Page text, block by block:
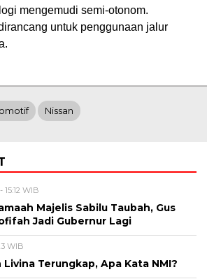
mengemudi semi-otonom.
untuk penggunaan jalur
Nissan
15:12 WIB
Majelis Sabilu Taubah, Gus
Jadi Gubernur Lagi
WIB
Livina Terungkap, Apa Kata NMI?